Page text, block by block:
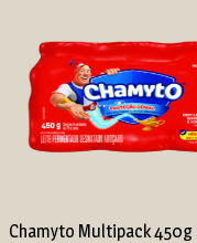
Chamyto Multipack